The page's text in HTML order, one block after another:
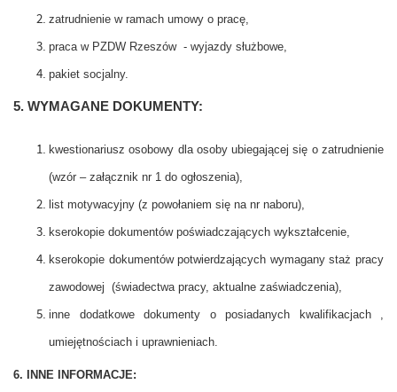
zatrudnienie w ramach umowy o pracę,
praca w PZDW Rzeszów - wyjazdy służbowe,
pakiet socjalny.
5. WYMAGANE DOKUMENTY:
kwestionariusz osobowy dla osoby ubiegającej się o zatrudnienie
(wzór – załącznik nr 1 do ogłoszenia),
list motywacyjny (z powołaniem się na nr naboru),
kserokopie dokumentów poświadczających wykształcenie,
kserokopie dokumentów potwierdzających wymagany staż pracy
zawodowej (świadectwa pracy, aktualne zaświadczenia),
inne dodatkowe dokumenty o posiadanych kwalifikacjach ,
umiejętnościach i uprawnieniach.
6. INNE INFORMACJE: